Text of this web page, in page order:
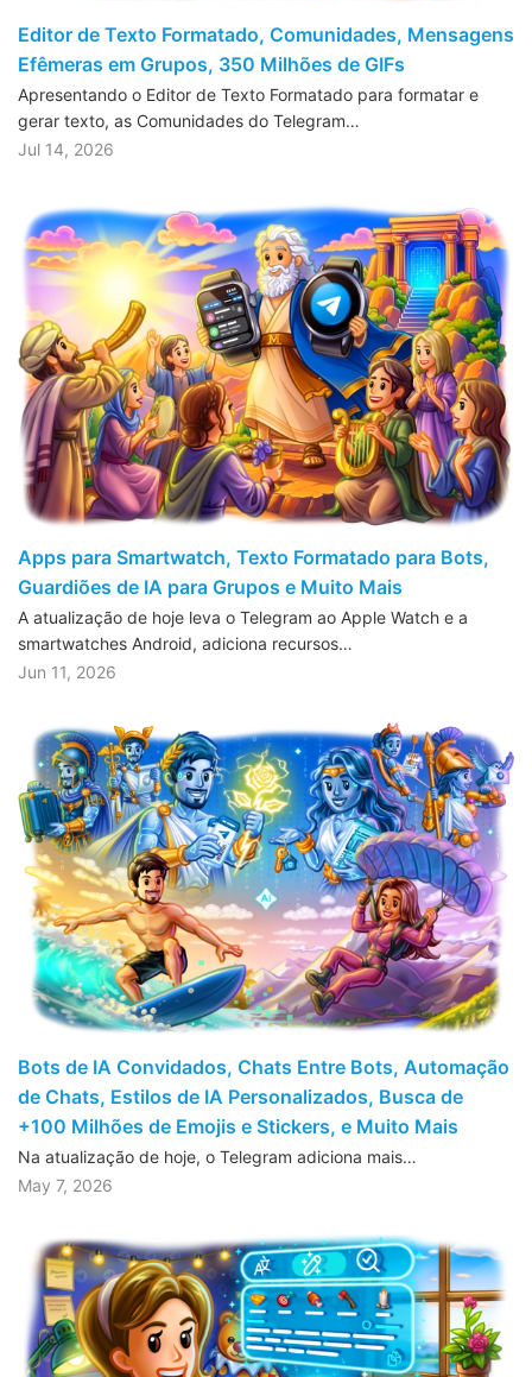
Editor de Texto Formatado, Comunidades, Mensagens
Efêmeras em Grupos, 350 Milhões de GIFs
Apresentando o Editor de Texto Formatado para formatar e
gerar texto, as Comunidades do Telegram…
Jul 14, 2026
Apps para Smartwatch, Texto Formatado para Bots,
Guardiões de IA para Grupos e Muito Mais
A atualização de hoje leva o Telegram ao Apple Watch e a
smartwatches Android, adiciona recursos…
Jun 11, 2026
Bots de IA Convidados, Chats Entre Bots, Automação
de Chats, Estilos de IA Personalizados, Busca de
+100 Milhões de Emojis e Stickers, e Muito Mais
Na atualização de hoje, o Telegram adiciona mais…
May 7, 2026